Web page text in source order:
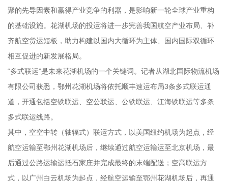
聚的先导因素和赢得产业竞争的利器，是影响新一轮全球产业重构
的基础设施。花湖机场的投运将进一步完善我国航空产业布局、补
齐航空货运短板，助力构建以国内大循环为主体、国内国际双循环
相互促进的新发展格局。
“多式联运”是未来花湖机场的一个关键词。记者从湖北国际物流机场
有限公司获悉，鄂州花湖机场将依托顺丰速运布局3条多式联运通
道，开通包括空铁联运、空公联运、公铁联运、江海铁联运等多条
多式联运线路。
其中，空空中转（轴辐式）联运方式，以美国纽约机场为起点，经
航空运输至鄂州花湖机场后，继续通过航空运输运至北京机场，最
后通过公路运输运抵石家庄并完成最终的末端配送；空高联运方
式，以广州白云机场为起点，经航空运输至鄂州花湖机场后，再通